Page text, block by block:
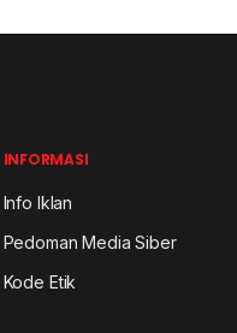
INFORMASI
Info Iklan
Pedoman Media Siber
Kode Etik